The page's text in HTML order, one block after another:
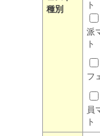
種別
ト
派
ト
フ
員
ト